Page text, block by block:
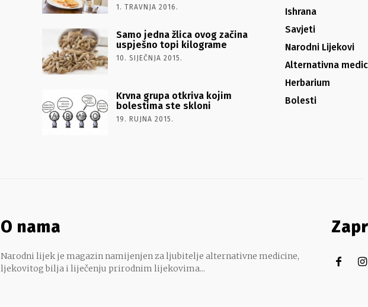
1. TRAVNJA 2016.
Samo jedna žlica ovog začina
uspješno topi kilograme
10. SIJEČNJA 2015.
Krvna grupa otkriva kojim
bolestima ste skloni
19. RUJNA 2015.
Ishrana
Savjeti
Narodni Lijekovi
Alternativna
Herbarium
Bolesti
O nama
Narodni lijek je magazin namijenjen za ljubitelje alternativne medicine,
ljekovitog bilja i liječenju prirodnim lijekovima...